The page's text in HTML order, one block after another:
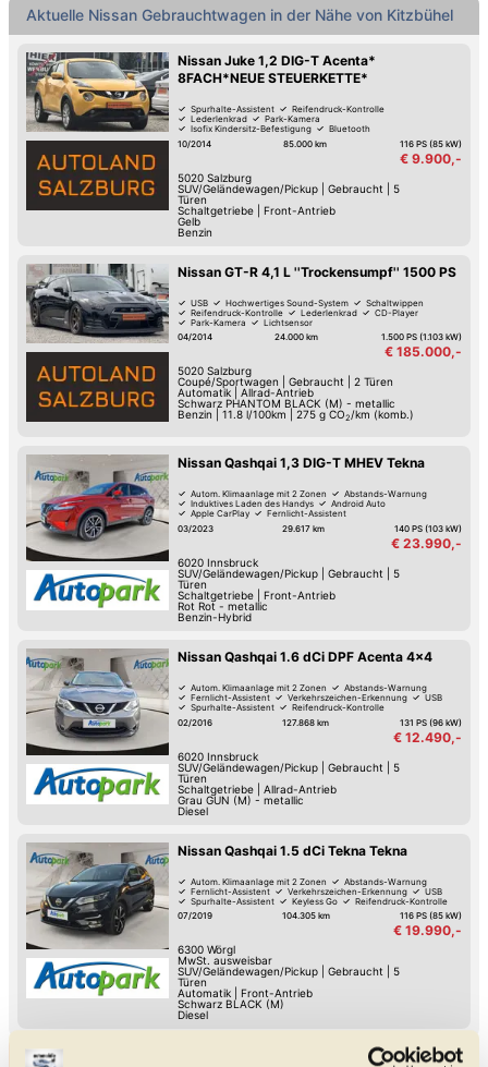
Aktuelle Nissan Gebrauchtwagen in der Nähe von Kitzbühel
Nissan Juke 1,2 DIG-T Acenta*
8FACH*NEUE STEUERKETTE*
Spurhalte-Assistent
Reifendruck-Kontrolle
Lederlenkrad
Park-Kamera
Isofix Kindersitz-Befestigung
Bluetooth
Multifunktions-Lenkrad
Zentralverriegelung mit Fernbedienung
10/2014 85.000 km 116 PS (85 kW)
€ 9.900,-
5020 Salzburg
SUV/Geländewagen/Pickup| Gebraucht
5
Türen
Schaltgetriebe| Front-Antrieb
Gelb
Benzin
Nissan GT-R 4,1 L ''Trockensumpf'' 1500 PS
USB Hochwertiges Sound-System
Schaltwippen
Reifendruck-Kontrolle
Lederlenkrad
CD-Player
Park-Kamera
Lichtsensor
04/2014
24.000 km 1.500 PS (1.103 kW)
€ 185.000,-
5020 Salzburg
Coupé/Sportwagen
Gebraucht
2 Türen
Automatik| Allrad-Antrieb
Schwarz PHANTOM BLACK (M) - metallic
Benzin
11.8 l/100km 275 g CO2 /km (komb.)
Nissan Qashqai 1,3 DIG-T MHEV Tekna
Autom. Klimaanlage mit 2 Zonen
Abstands-Warnung
Induktives Laden des Handys
Android Auto
Apple CarPlay
Fernlicht-Assistent
Verkehrszeichen-Erkennung
03/2023 29.617 km 140 PS (103 kW)
€ 23.990,-
6020 Innsbruck
SUV/Geländewagen/Pickup| Gebraucht
5
Türen
Schaltgetriebe| Front-Antrieb
Rot Rot - metallic
Benzin-Hybrid
Nissan Qashqai 1.6 dCi DPF Acenta 4x4
Autom. Klimaanlage mit 2 Zonen
Abstands-Warnung
Fernlicht-Assistent
Verkehrszeichen-Erkennung
USB
Spurhalte-Assistent
Reifendruck-Kontrolle
Lordosenstütze
02/2016 127.868 km 131 PS (96 kW)
€ 12.490,-
6020 Innsbruck
SUV/Geländewagen/Pickup| Gebraucht
5
Türen
Schaltgetriebe| Allrad-Antrieb
Grau GUN (M) - metallic
Diesel
Nissan Qashqai 1.5 dCi Tekna Tekna
Autom. Klimaanlage mit 2 Zonen
Abstands-Warnung
Fernlicht-Assistent
Verkehrszeichen-Erkennung
USB
Spurhalte-Assistent
Keyless Go
Reifendruck-Kontrolle
07/2019
104.305 km 116 PS (85 kW)
€ 19.990,-
6300 Wörgl
MwSt. ausweisbar
SUV/Geländewagen/Pickup| Gebraucht
5
Türen
Automatik| Front-Antrieb
Schwarz BLACK (M)
Diesel
Alle Nissan Gebrauchtwagen in der Nähe von